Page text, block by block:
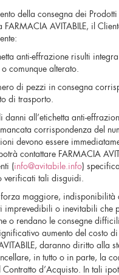
della consegna dei
FARMACIA AVITABILE, il
anti-effrazione risulti
comunque alterato.
di pezzi in consegna
di trasporto.
danni all’etichetta anti-
mancata corrispondenza del
devono essere
contattare FARMACIA
(info@avitabile.info )
verificati tali disguidi.
maggiore, indisponibilità
imprevedibili o inevitabili che
o rendano le consegne
aumento del costo
daranno diritto alla
in tutto o in parte, la
Contratto d’Acquisto. In tali